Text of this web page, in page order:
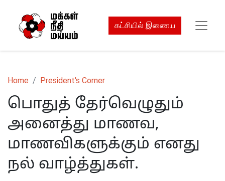
கட்சியில் இணைய
Home President's Corner
பொதுத் தேர்வெழுதும்
அனைத்து மாணவ,
மாணவிகளுக்கும் எனது
நல் வாழ்த்துகள்.